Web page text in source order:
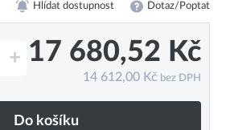
Hlídat dostupnost Dotaz/Poptat
+ 17 680,52 Kč
14 612,00 Kč bez DPH
Do košíku